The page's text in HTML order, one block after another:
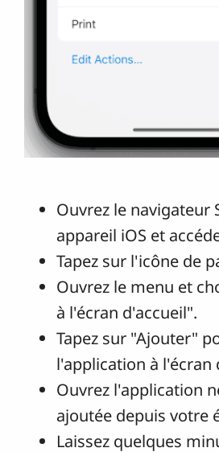
Ouvrez le navigateur
appareil iOS et
Tapez sur l'icône de
Ouvrez le menu et
à l'écran d'accueil".
Tapez sur "Ajouter"
l'application à l'écran
Ouvrez l'application
ajoutée depuis votre
Laissez quelques